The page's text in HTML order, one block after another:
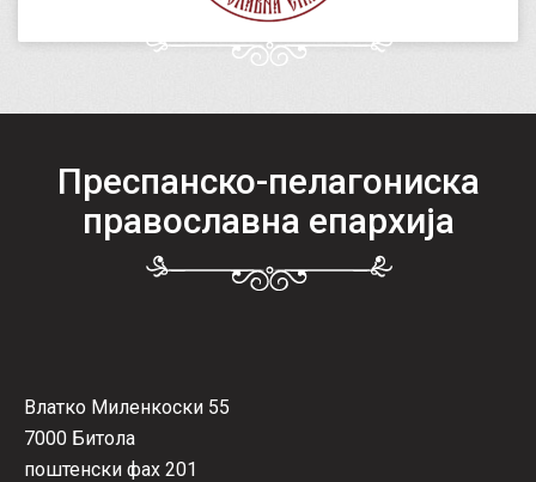
Преспанско-пелагониска
православна епархија
Влатко Миленкоски 55
7000 Битола
поштенски фах 201